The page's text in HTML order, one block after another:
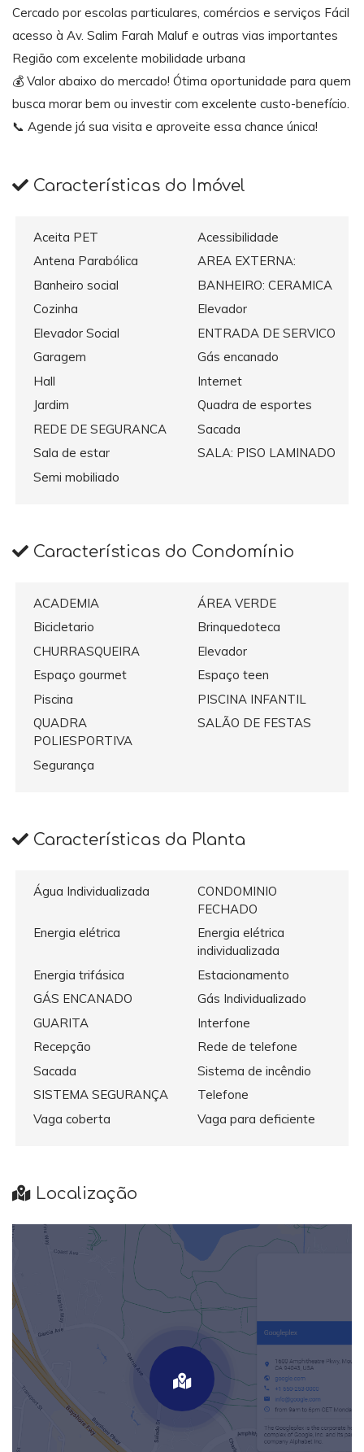
Cercado por escolas particulares, comércios e serviços Fácil
acesso à Av. Salim Farah Maluf e outras vias importantes
Região com excelente mobilidade urbana
💰 Valor abaixo do mercado! Ótima oportunidade para quem
busca morar bem ou investir com excelente custo-benefício.
📞 Agende já sua visita e aproveite essa chance única!
Características do Imóvel
Aceita PET
Acessibilidade
Antena Parabólica
AREA EXTERNA:
Banheiro social
BANHEIRO: CERAMICA
Cozinha
Elevador
Elevador Social
ENTRADA DE SERVICO
Garagem
Gás encanado
Hall
Internet
Jardim
Quadra de esportes
REDE DE SEGURANCA
Sacada
Sala de estar
SALA: PISO LAMINADO
Semi mobiliado
Características do Condomínio
ACADEMIA
ÁREA VERDE
Bicicletario
Brinquedoteca
CHURRASQUEIRA
Elevador
Espaço gourmet
Espaço teen
Piscina
PISCINA INFANTIL
QUADRA
POLIESPORTIVA
SALÃO DE FESTAS
Segurança
Características da Planta
Água Individualizada
CONDOMINIO
FECHADO
Energia elétrica
Energia elétrica
individualizada
Energia trifásica
Estacionamento
GÁS ENCANADO
Gás Individualizado
GUARITA
Interfone
Recepção
Rede de telefone
Sacada
Sistema de incêndio
SISTEMA SEGURANÇA
Telefone
Vaga coberta
Vaga para deficiente
Localização